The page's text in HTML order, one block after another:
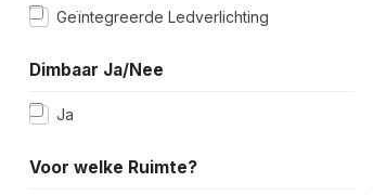
Geïntegreerde Ledverlichting
Dimbaar Ja/Nee
Ja
Voor welke Ruimte?